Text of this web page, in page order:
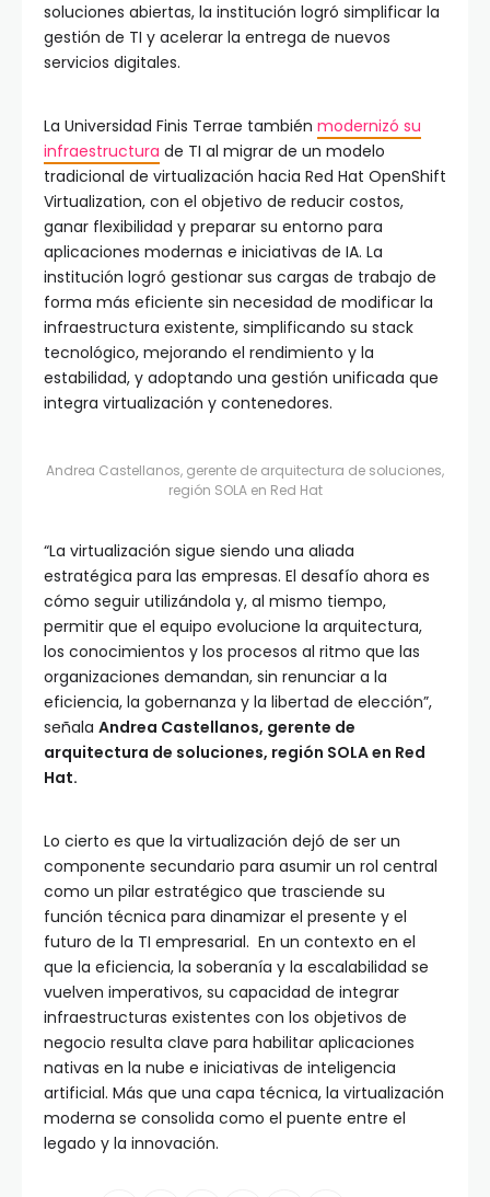
soluciones abiertas, la institución logró simplificar la
gestión de TI y acelerar la entrega de nuevos
servicios digitales.
La Universidad Finis Terrae también modernizó su
infraestructura de TI al migrar de un modelo
tradicional de virtualización hacia Red Hat OpenShift
Virtualization, con el objetivo de reducir costos,
ganar flexibilidad y preparar su entorno para
aplicaciones modernas e iniciativas de IA. La
institución logró gestionar sus cargas de trabajo de
forma más eficiente sin necesidad de modificar la
infraestructura existente, simplificando su stack
tecnológico, mejorando el rendimiento y la
estabilidad, y adoptando una gestión unificada que
integra virtualización y contenedores.
Andrea Castellanos, gerente de arquitectura de soluciones,
región SOLA en Red Hat
“La virtualización sigue siendo una aliada
estratégica para las empresas. El desafío ahora es
cómo seguir utilizándola y, al mismo tiempo,
permitir que el equipo evolucione la arquitectura,
los conocimientos y los procesos al ritmo que las
organizaciones demandan, sin renunciar a la
eficiencia, la gobernanza y la libertad de elección”,
señala Andrea Castellanos, gerente de
arquitectura de soluciones, región SOLA en Red
Hat.
Lo cierto es que la virtualización dejó de ser un
componente secundario para asumir un rol central
como un pilar estratégico que trasciende su
función técnica para dinamizar el presente y el
futuro de la TI empresarial. En un contexto en el
que la eficiencia, la soberanía y la escalabilidad se
vuelven imperativos, su capacidad de integrar
infraestructuras existentes con los objetivos de
negocio resulta clave para habilitar aplicaciones
nativas en la nube e iniciativas de inteligencia
artificial. Más que una capa técnica, la virtualización
moderna se consolida como el puente entre el
legado y la innovación.